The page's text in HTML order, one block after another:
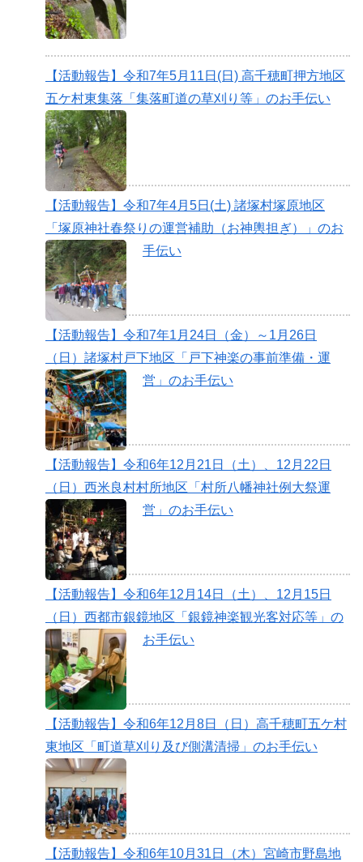
【活動報告】令和7年5月11日(日) 高千穂町押方地区
五ケ村東集落「集落町道の草刈り等」のお手伝い
【活動報告】令和7年4月5日(土) 諸塚村塚原地区
「塚原神社春祭りの運営補助（お神輿担ぎ）」のお
手伝い
【活動報告】令和7年1月24日（金）～1月26日
（日）諸塚村戸下地区「戸下神楽の事前準備・運
営」のお手伝い
【活動報告】令和6年12月21日（土）、12月22日
（日）西米良村村所地区「村所八幡神社例大祭運
営」のお手伝い
【活動報告】令和6年12月14日（土）、12月15日
（日）西都市銀鏡地区「銀鏡神楽観光客対応等」の
お手伝い
【活動報告】令和6年12月8日（日）高千穂町五ケ村
東地区「町道草刈り及び側溝清掃」のお手伝い
【活動報告】令和6年10月31日（木）宮崎市野島地